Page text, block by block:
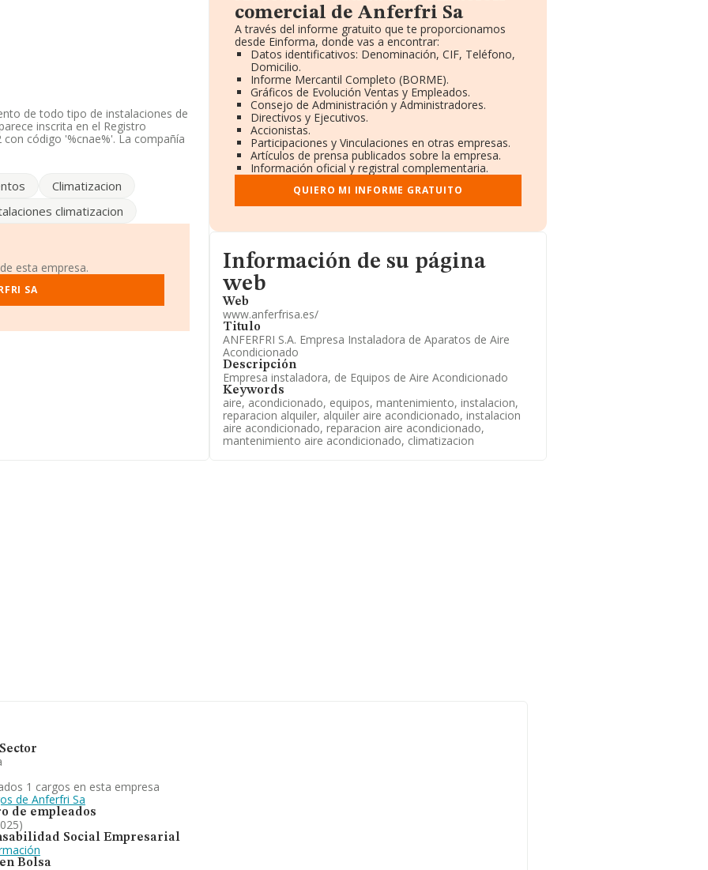
de todo tipo de instalaciones de
inscrita en el Registro
código '%cnae%'. La compañía
por debajo de la media de sector.
rankings: la compañía ha
En el ranking del sector, delante de
como:
en el ranking nacional, ha subido
mejor posicionadas en el ranking
cambio, entre las compañías que
S.L. En 2025, la empresa ha
Climatizacion
climatizacion
esta empresa.
SA
comercial de Anferfri Sa
A través del informe gratuito que te proporcionamos
desde Einforma, donde vas a encontrar:
Datos identificativos: Denominación, CIF, Teléfono,
Domicilio.
Informe Mercantil Completo (BORME).
Gráficos de Evolución Ventas y Empleados.
Consejo de Administración y Administradores.
Directivos y Ejecutivos.
Accionistas.
Participaciones y Vinculaciones en otras empresas.
Artículos de prensa publicados sobre la empresa.
Información oficial y registral complementaria.
QUIERO MI INFORME GRATUITO
Informacion de su página web
Información de su página
web
Web
www.anferfrisa.es/
Titulo
ANFERFRI S.A. Empresa Instaladora de Aparatos de Aire
Acondicionado
Descripción
Empresa instaladora, de Equipos de Aire Acondicionado
Keywords
aire, acondicionado, equipos, mantenimiento, instalacion,
reparacion alquiler, alquiler aire acondicionado, instalacion
aire acondicionado, reparacion aire acondicionado,
mantenimiento aire acondicionado, climatizacion
1 cargos en esta empresa
de Anferfri Sa
de empleados
Social Empresarial
Bolsa